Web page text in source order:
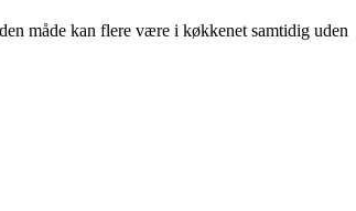
måde kan flere være i køkkenet samtidig uden